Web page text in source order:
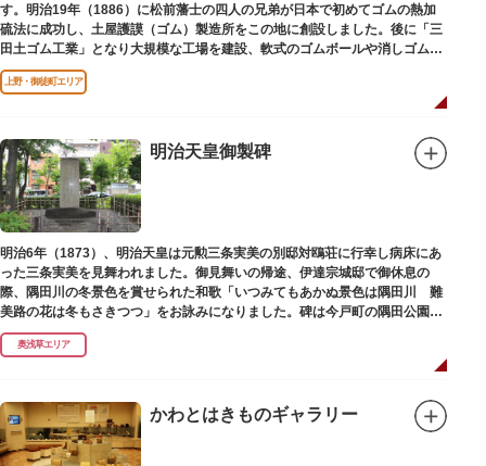
す。明治19年（1886）に松前藩士の四人の兄弟が日本で初めてゴムの熱加
硫法に成功し、土屋護謨（ゴム）製造所をこの地に創設しました。後に「三
田土ゴム工業」となり大規模な工場を建設、軟式のゴムボールや消しゴムな
ど新しいゴム製品を次々に開発しました。
上野・御徒町エリア
明治天皇御製碑
明治6年（1873）、明治天皇は元勲三条実美の別邸対鴎荘に行幸し病床にあ
った三条実美を見舞われました。御見舞いの帰途、伊達宗城邸で御休息の
際、隅田川の冬景色を賞せられた和歌「いつみてもあかぬ景色は隅田川 難
美路の花は冬もさきつつ」をお詠みになりました。碑は今戸町の隅田公園内
にあります。
奥浅草エリア
かわとはきものギャラリー